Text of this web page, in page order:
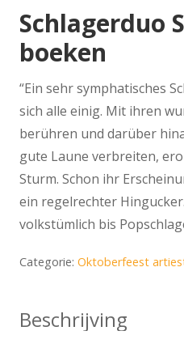
Schlagerduo
boeken
“Ein sehr symphatisches
sich alle einig. Mit ihren
berühren und darüber
gute Laune verbreiten,
Sturm. Schon ihr
ein regelrechter
volkstümlich bis
Categorie: Oktoberfeest
Beschrijving